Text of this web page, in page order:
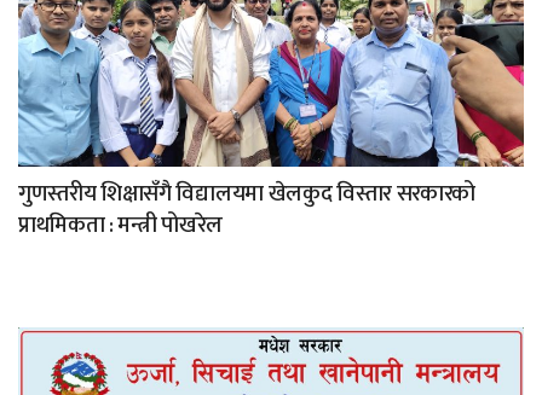
गुणस्तरीय शिक्षासँगै विद्यालयमा खेलकुद विस्तार सरकारको
प्राथमिकता : मन्त्री पोखरेल